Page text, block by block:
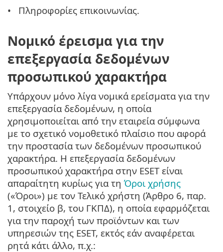
Πληροφορίες επικοινωνίας.
Νομικό έρεισμα για την
επεξεργασία δεδομένων
προσωπικού χαρακτήρα
Υπάρχουν μόνο λίγα νομικά ερείσματα για την
επεξεργασία δεδομένων, η οποία
χρησιμοποιείται από την εταιρεία σύμφωνα
με το σχετικό νομοθετικό πλαίσιο που αφορά
την προστασία των δεδομένων προσωπικού
χαρακτήρα. Η επεξεργασία δεδομένων
προσωπικού χαρακτήρα στην ESET είναι
απαραίτητη κυρίως για τη Όροι χρήσης
(«Όροι») με τον Τελικό χρήστη (Άρθρο 6, παρ.
1, στοιχείο β, του ΓΚΠΔ), η οποία εφαρμόζεται
για την παροχή των προϊόντων και των
υπηρεσιών της ESET, εκτός εάν αναφέρεται
ρητά κάτι άλλο, π.χ.: